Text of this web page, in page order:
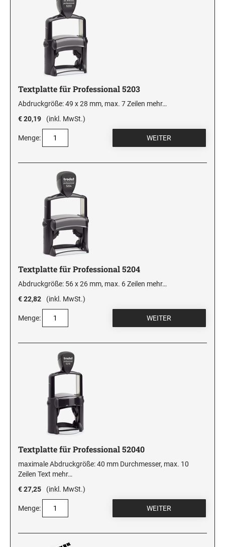
Textplatte für Professional 5203
Abdruckgröße: 49 x 28 mm, max. 7 Zeilen mehr…
€ 20,19
(inkl. MwSt.)
Menge:
Textplatte für Professional 5204
Abdruckgröße: 56 x 26 mm, max. 6 Zeilen mehr…
€ 22,82
(inkl. MwSt.)
Menge:
Textplatte für Professional 52040
maximale Abdruckgröße: 40 mm Durchmesser, max. 10
Zeilen Text mehr…
€ 27,25
(inkl. MwSt.)
Menge: